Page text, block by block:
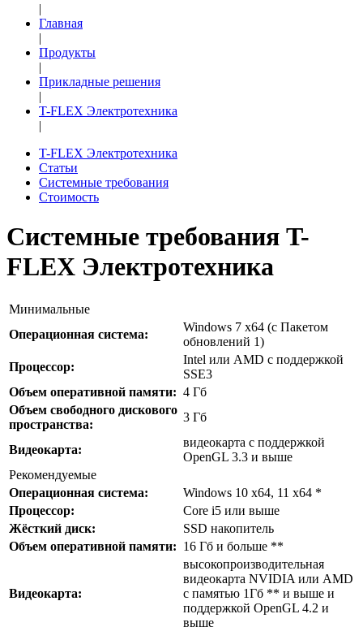
|
Главная
|
Продукты
|
Прикладные решения
|
T-FLEX Электротехника
|
T-FLEX Электротехника
Статьи
Системные требования
Стоимость
Системные требования T-
FLEX Электротехника
Минимальные
Операционная система:
Windows 7 x64 (с Пакетом
обновлений 1)
Процессор:
Intel или AMD с поддержкой
SSE3
Объем оперативной памяти: 4 Гб
Объем свободного дискового
пространства:
3 Гб
Видеокарта:
видеокарта с поддержкой
OpenGL 3.3 и выше
Рекомендуемые
Операционная система:
Windows 10 x64, 11 x64 *
Процессор:
Core i5 или выше
Жёсткий диск:
SSD накопитель
Объем оперативной памяти: 16 Гб и больше **
Видеокарта:
высокопроизводительная
видеокарта NVIDIA или AMD
с памятью 1Гб ** и выше и
поддержкой OpenGL 4.2 и
выше